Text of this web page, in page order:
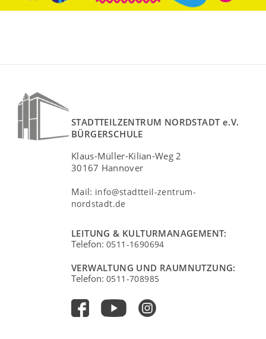
STADTTEILZENTRUM NORDSTADT e.V.
BÜRGERSCHULE
Klaus-Müller-Kilian-Weg 2
30167 Hannover
Mail: info@stadtteil-zentrum-
nordstadt.de
LEITUNG & KULTURMANAGEMENT:
Telefon: 0511-1690694
VERWALTUNG UND RAUMNUTZUNG:
Telefon: 0511-708985